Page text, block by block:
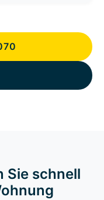
Sie schnell